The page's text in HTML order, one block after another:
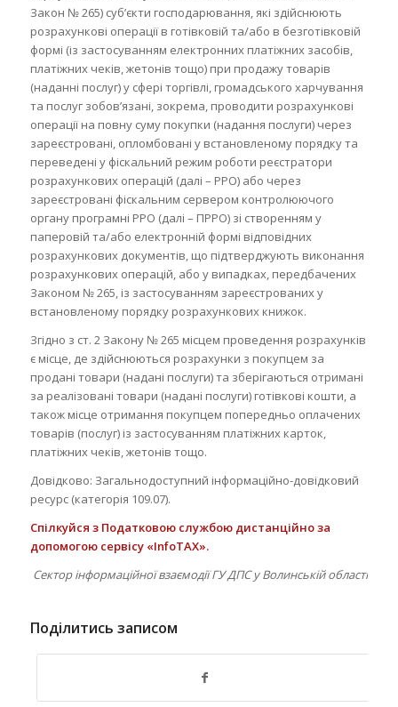
Закон № 265) суб’єкти господарювання, які здійснюють
розрахункові операції в готівковій та/або в безготівковій
формі (із застосуванням електронних платіжних засобів,
платіжних чеків, жетонів тощо) при продажу товарів
(наданні послуг) у сфері торгівлі, громадського харчування
та послуг зобов’язані, зокрема, проводити розрахункові
операції на повну суму покупки (надання послуги) через
зареєстровані, опломбовані у встановленому порядку та
переведені у фіскальний режим роботи реєстратори
розрахункових операцій (далі – РРО) або через
зареєстровані фіскальним сервером контролюючого
органу програмні РРО (далі – ПРРО) зі створенням у
паперовій та/або електронній формі відповідних
розрахункових документів, що підтверджують виконання
розрахункових операцій, або у випадках, передбачених
Законом № 265, із застосуванням зареєстрованих у
встановленому порядку розрахункових книжок.
Згідно з ст. 2 Закону № 265 місцем проведення розрахунків
є місце, де здійснюються розрахунки з покупцем за
продані товари (надані послуги) та зберігаються отримані
за реалізовані товари (надані послуги) готівкові кошти, а
також місце отримання покупцем попередньо оплачених
товарів (послуг) із застосуванням платіжних карток,
платіжних чеків, жетонів тощо.
Довідково: Загальнодоступний інформаційно-довідковий
ресурс (категорія 109.07).
Спілкуйся з Податковою службою дистанційно за
допомогою сервісу «InfoTAX».
Сектор інформаційної взаємодії ГУ ДПС у Волинській області
Поділитись записом